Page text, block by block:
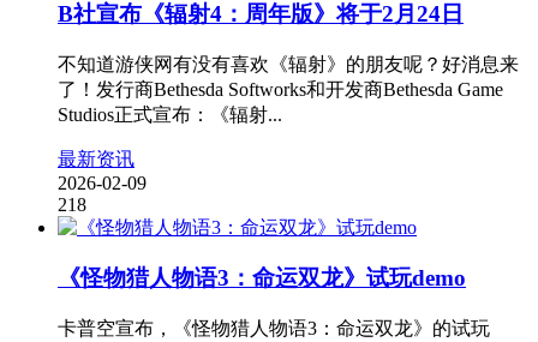
B社宣布《辐射4：周年版》将于2月24日
不知道游侠网有没有喜欢《辐射》的朋友呢？好消息来
了！发行商Bethesda Softworks和开发商Bethesda Game
Studios正式宣布：《辐射...
最新资讯
2026-02-09
218
《怪物猎人物语3：命运双龙》试玩demo
卡普空宣布，《怪物猎人物语3：命运双龙》的试玩